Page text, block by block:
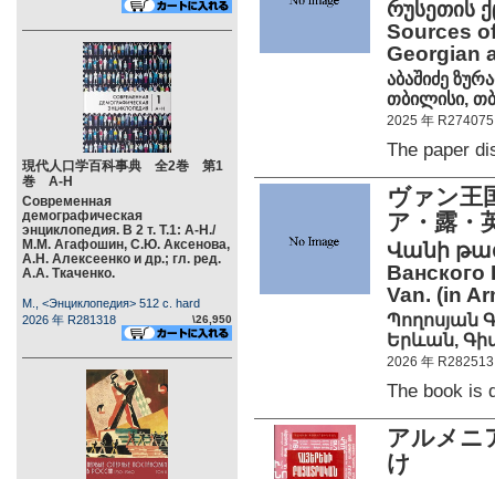
現代人口学百科事典 全2巻 第1
巻 А-Н
Современная
демографическая
энциклопедия. В 2 т. Т.1: А-Н./
М.М. Агафошин, С.Ю. Аксенова,
А.Н. Алексеенко и др.; гл. ред.
А.А. Ткаченко.
М., <Энциклопедия> 512 c. hard
2026 年 R281318
\26,950
რუსეთის
Sources
Georgian
აბაშიძე
თბილისი,
2025 年 R274075
The paper
ヴァン王
ア・露・
Վանի
Ванского
Van. (in
Պողոսյան
Երևան,
2026 年 R282513
The book is
アルメ
け